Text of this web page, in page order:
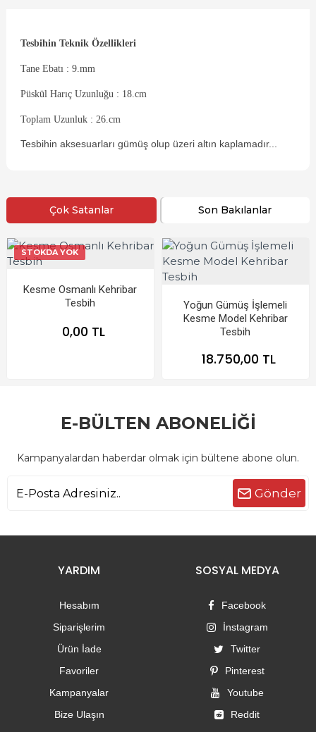
Tesbihin Teknik Özellikleri
Tane Ebatı : 9.mm
Püskül Harıç Uzunluğu : 18.cm
Toplam Uzunluk : 26.cm
Tesbihin aksesuarları gümüş olup üzeri altın kaplamadır...
Çok Satanlar Son Bakılanlar
STOKDA YOK
Kesme Osmanlı Kehribar
Tesbih
0,00 TL
Yoğun Gümüş İşlemeli
Kesme Model Kehribar
Tesbih
18.750,00 TL
E-BÜLTEN ABONELİĞİ
Kampanyalardan haberdar olmak için bültene abone olun.
Gönder
YARDIM
Hesabım
Siparişlerim
Ürün İade
Favoriler
Kampanyalar
Bize Ulaşın
SOSYAL MEDYA
Facebook
İnstagram
Twitter
Pinterest
Youtube
Reddit